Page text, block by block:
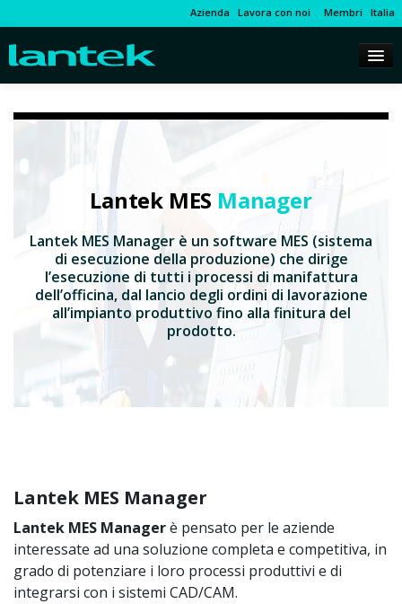
Azienda Lavora con noi Membri Italia
Lantek MES Manager
Lantek MES Manager è un software MES (sistema
di esecuzione della produzione) che dirige
l’esecuzione di tutti i processi di manifattura
dell’officina, dal lancio degli ordini di lavorazione
all’impianto produttivo fino alla finitura del
prodotto.
Lantek MES Manager
Lantek MES Managerè pensato per le aziende
interessate ad una soluzione completa e competitiva, in
grado di potenziare i loro processi produttivi e di
integrarsi con i sistemi CAD/CAM.